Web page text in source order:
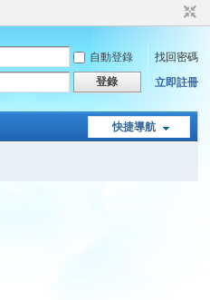
自動登錄
找回密碼
登錄 立即註冊
快捷導航